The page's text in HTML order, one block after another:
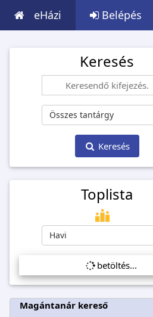
eHázi Belépés
Keresés
Összes tantárgy
Keresés
Toplista
Havi
betöltés...
Magántanár kereső